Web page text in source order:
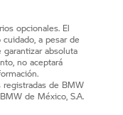
opcionales. El
a pesar de
garantizar absoluta
no aceptará
registradas de BMW
de México, S.A.